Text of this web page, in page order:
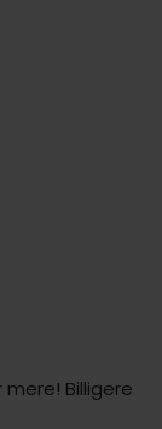
mere! Billigere